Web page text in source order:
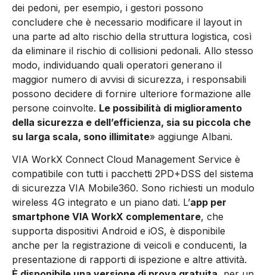
dei pedoni, per esempio, i gestori possono
concludere che è necessario modificare il layout in
una parte ad alto rischio della struttura logistica, così
da eliminare il rischio di collisioni pedonali. Allo stesso
modo, individuando quali operatori generano il
maggior numero di avvisi di sicurezza, i responsabili
possono decidere di fornire ulteriore formazione alle
persone coinvolte. Le possibilità di miglioramento
della sicurezza e dell’efficienza, sia su piccola che
su larga scala, sono illimitate» aggiunge Albani.
VIA WorkX Connect Cloud Management Service è
compatibile con tutti i pacchetti 2PD+DSS del sistema
di sicurezza VIA Mobile360. Sono richiesti un modulo
wireless 4G integrato e un piano dati. L’app per
smartphone VIA WorkX complementare, che
supporta dispositivi Android e iOS, è disponibile
anche per la registrazione di veicoli e conducenti, la
presentazione di rapporti di ispezione e altre attività.